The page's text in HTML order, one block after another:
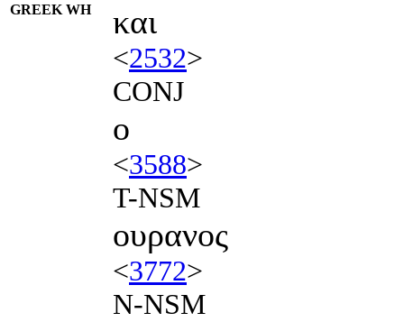
GREEK WH και
<2532>
CONJ
ο
<3588>
T-NSM
ουρανος
<3772>
N-NSM